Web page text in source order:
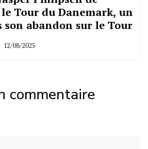
Tour du Danemark, un
son abandon sur le Tour
12/08/2025
commentaire